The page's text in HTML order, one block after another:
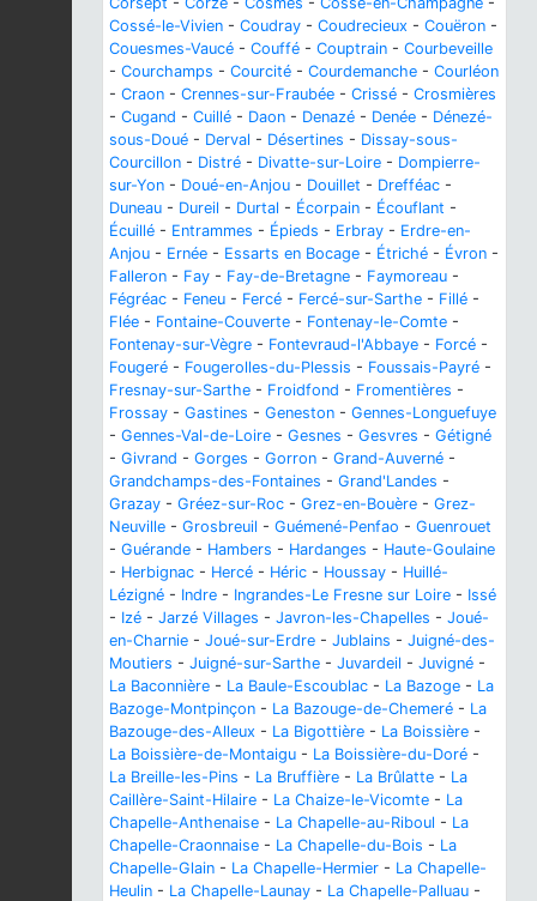
Cossé-le-Vivien - Coudray - Coudrecieux - Couëron -
Couesmes-Vaucé - Couffé - Couptrain - Courbeveille
- Courchamps - Courcité - Courdemanche - Courléon
- Craon - Crennes-sur-Fraubée - Crissé - Crosmières
- Cugand - Cuillé - Daon - Denazé - Denée - Dénezé-
sous-Doué - Derval - Désertines - Dissay-sous-
Courcillon - Distré - Divatte-sur-Loire - Dompierre-
sur-Yon - Doué-en-Anjou - Douillet - Drefféac -
Duneau - Dureil - Durtal - Écorpain - Écouflant -
Écuillé - Entrammes - Épieds - Erbray - Erdre-en-
Anjou - Ernée - Essarts en Bocage - Étriché - Évron -
Falleron - Fay - Fay-de-Bretagne - Faymoreau -
Fégréac - Feneu - Fercé - Fercé-sur-Sarthe - Fillé -
Flée - Fontaine-Couverte - Fontenay-le-Comte -
Fontenay-sur-Vègre - Fontevraud-l'Abbaye - Forcé -
Fougeré - Fougerolles-du-Plessis - Foussais-Payré -
Fresnay-sur-Sarthe - Froidfond - Fromentières -
Frossay - Gastines - Geneston - Gennes-Longuefuye
- Gennes-Val-de-Loire - Gesnes - Gesvres - Gétigné
- Givrand - Gorges - Gorron - Grand-Auverné -
Grandchamps-des-Fontaines - Grand'Landes -
Grazay - Gréez-sur-Roc - Grez-en-Bouère - Grez-
Neuville - Grosbreuil - Guémené-Penfao - Guenrouet
- Guérande - Hambers - Hardanges - Haute-Goulaine
- Herbignac - Hercé - Héric - Houssay - Huillé-
Lézigné - Indre - Ingrandes-Le Fresne sur Loire - Issé
- Izé - Jarzé Villages - Javron-les-Chapelles - Joué-
en-Charnie - Joué-sur-Erdre - Jublains - Juigné-des-
Moutiers - Juigné-sur-Sarthe - Juvardeil - Juvigné -
La Baconnière - La Baule-Escoublac - La Bazoge - La
Bazoge-Montpinçon - La Bazouge-de-Chemeré - La
Bazouge-des-Alleux - La Bigottière - La Boissière -
La Boissière-de-Montaigu - La Boissière-du-Doré -
La Breille-les-Pins - La Bruffière - La Brûlatte - La
Caillère-Saint-Hilaire - La Chaize-le-Vicomte - La
Chapelle-Anthenaise - La Chapelle-au-Riboul - La
Chapelle-Craonnaise - La Chapelle-du-Bois - La
Chapelle-Glain - La Chapelle-Hermier - La Chapelle-
Heulin - La Chapelle-Launay - La Chapelle-Palluau -